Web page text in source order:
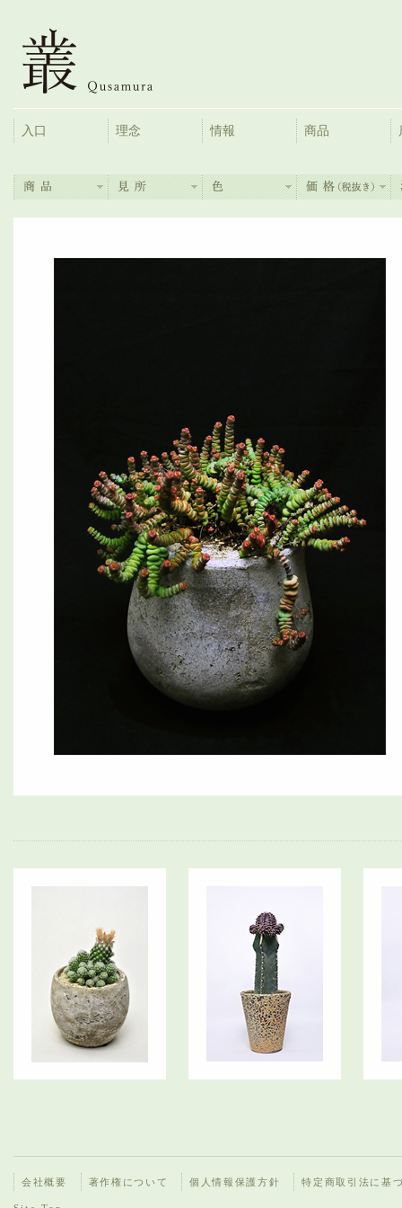
入口 理念 情報 商品
会社概要 著作権について 個人情報保護方針 特定商取引法に基